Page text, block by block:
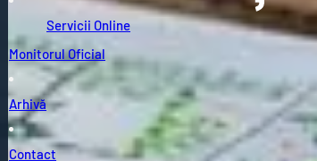
Servicii Online
Monitorul Oficial
Arhivă
Contact